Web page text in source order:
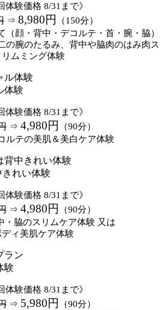
体験価格 8/31まで》
⇒ 8,980円 （150分）
（顔・背中・デコルテ・首・腕・脇）
の腕のたるみ、背中や脇肉のはみ肉ス
リムミング体験
体験
体験価格 8/31まで》
⇒ 4,980円 （90分）
ルテの美肌＆美白ケア体験
れい体験
体験価格 8/31まで》
⇒ 4,980円 （90分）
・脇のスリムケア体験 又は
ディ美肌ケア体験
験
体験価格 8/31まで》
⇒ 5,980円 （90分）